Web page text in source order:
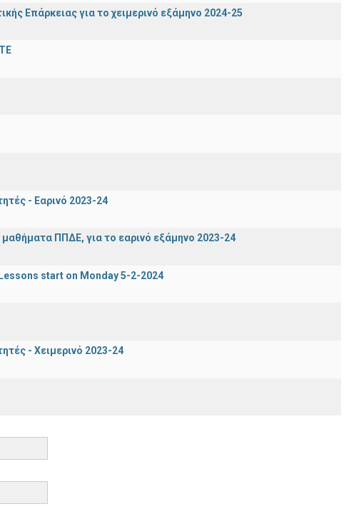
Επάρκειας για το χειμερινό εξάμηνο 2024-25
- Εαρινό 2023-24
ΠΠΔΕ, για το εαρινό εξάμηνο 2023-24
start on Monday 5-2-2024
- Χειμερινό 2023-24